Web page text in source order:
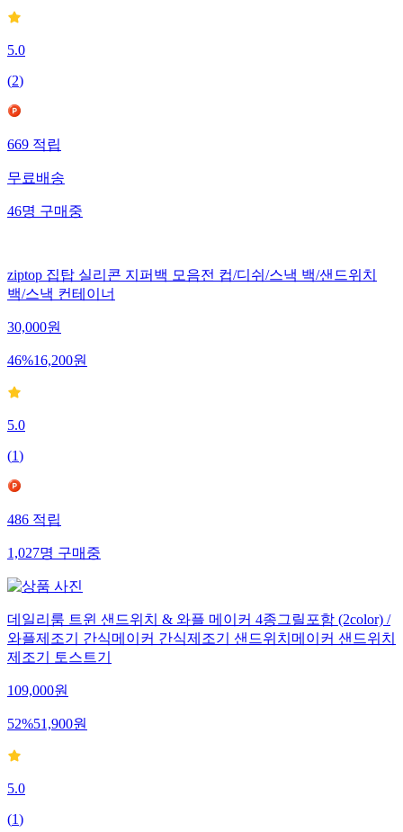
5.0
(2)
669적립
무료배송
46명구매중
ziptop 집탑 실리콘 지퍼백 모음전 컵/디쉬/스낵 백/샌드위치
백/스낵 컨테이너
30,000원
46%16,200원
5.0
(1)
486적립
1,027명구매중
데일리룸 트윈 샌드위치 & 와플 메이커 4종그릴포함 (2color) /
와플제조기 간식메이커 간식제조기 샌드위치메이커 샌드위치
제조기 토스트기
109,000원
52%51,900원
5.0
(1)